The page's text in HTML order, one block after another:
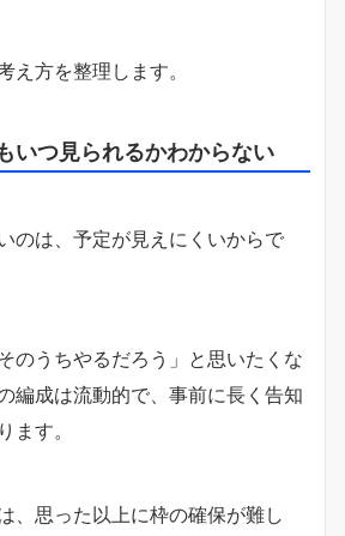
え方を整理します。
いつ見られるかわからない
のは、予定が見えにくいからで
のうちやるだろう」と思いたくな
編成は流動的で、事前に長く告知
ます。
、思った以上に枠の確保が難し